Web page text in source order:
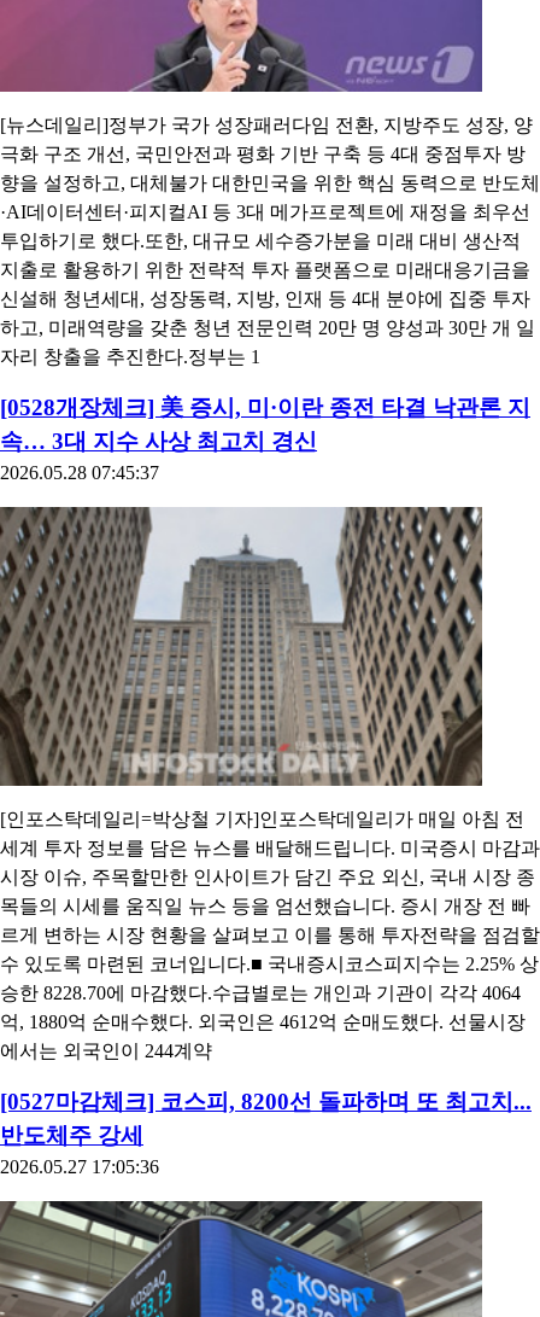
[뉴스데일리]정부가 국가 성장패러다임 전환, 지방주도 성장, 양
극화 구조 개선, 국민안전과 평화 기반 구축 등 4대 중점투자 방
향을 설정하고, 대체불가 대한민국을 위한 핵심 동력으로 반도체
·AI데이터센터·피지컬AI 등 3대 메가프로젝트에 재정을 최우선
투입하기로 했다.또한, 대규모 세수증가분을 미래 대비 생산적
지출로 활용하기 위한 전략적 투자 플랫폼으로 미래대응기금을
신설해 청년세대, 성장동력, 지방, 인재 등 4대 분야에 집중 투자
하고, 미래역량을 갖춘 청년 전문인력 20만 명 양성과 30만 개 일
자리 창출을 추진한다.정부는 1
[0528개장체크] 美 증시, 미·이란 종전 타결 낙관론 지
속… 3대 지수 사상 최고치 경신
2026.05.28 07:45:37
[인포스탁데일리=박상철 기자]인포스탁데일리가 매일 아침 전
세계 투자 정보를 담은 뉴스를 배달해드립니다. 미국증시 마감과
시장 이슈, 주목할만한 인사이트가 담긴 주요 외신, 국내 시장 종
목들의 시세를 움직일 뉴스 등을 엄선했습니다. 증시 개장 전 빠
르게 변하는 시장 현황을 살펴보고 이를 통해 투자전략을 점검할
수 있도록 마련된 코너입니다.■ 국내증시코스피지수는 2.25% 상
승한 8228.70에 마감했다.수급별로는 개인과 기관이 각각 4064
억, 1880억 순매수했다. 외국인은 4612억 순매도했다. 선물시장
에서는 외국인이 244계약
[0527마감체크] 코스피, 8200선 돌파하며 또 최고치...
반도체주 강세
2026.05.27 17:05:36